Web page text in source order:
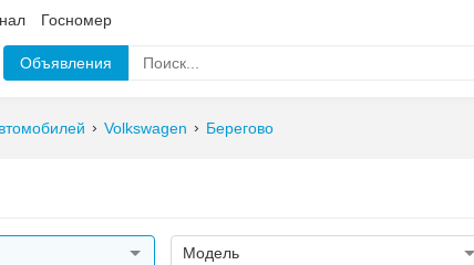
Госномер
Объявления
Volkswagen Берегово
Модель